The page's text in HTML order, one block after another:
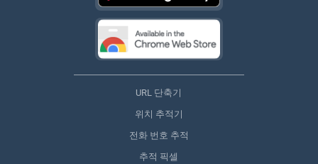
URL 단축기
위치 추적기
전화 번호 추적
추적 픽셀